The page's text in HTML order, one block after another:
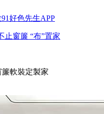
91好色先生APP
止窗簾 “布”置家
軟裝定製家